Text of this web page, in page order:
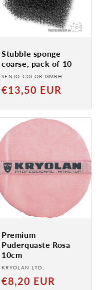
Stubble sponge
coarse, pack of 10
Provider:
SENJO COLOR GMBH
Normal
€13,50 EUR
Premium
Puderquaste Rosa
10cm
Provider:
KRYOLAN LTD.
Normaler
€8,20 EUR